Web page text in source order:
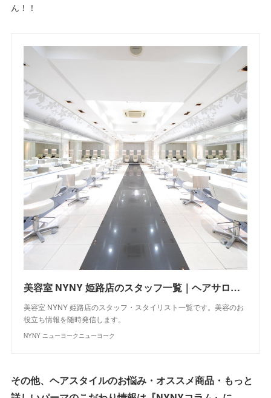
ん！！
美容室 NYNY 姫路店のスタッフ一覧｜ヘアサロン・美容院｜ニューヨークニューヨーク
美容室 NYNY 姫路店のスタッフ・スタイリスト一覧です。美容のお
役立ち情報を随時発信します。
NYNY ニューヨークニューヨーク
その他、ヘアスタイルのお悩み・オススメ商品・もっと